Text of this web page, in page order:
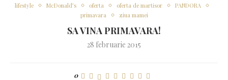
lifestyle
McDonald’s oferta oferta de martisor
PANDORA
primavara
ziua mamei
SA VINA PRIMAVARA!
28 februarie 2015
0